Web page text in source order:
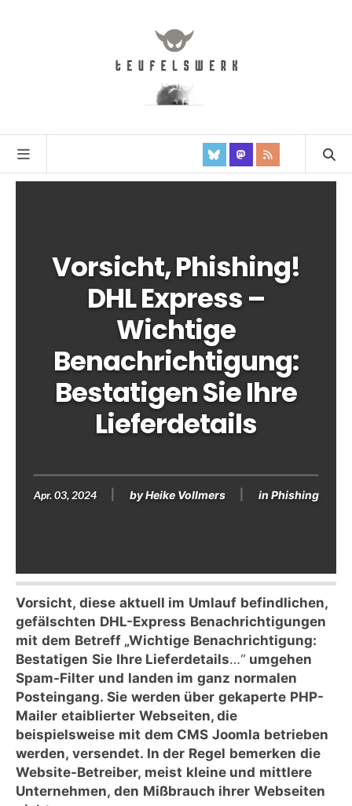
Vorsicht, Phishing!
DHL Express –
Wichtige
Benachrichtigung:
Bestatigen Sie Ihre
Lieferdetails
Apr. 03, 2024 by Heike Vollmers in Phishing
Vorsicht, diese aktuell im Umlauf befindlichen,
gefälschten DHL-Express Benachrichtigungen
mit dem Betreff „Wichtige Benachrichtigung:
Bestatigen Sie Ihre Lieferdetails…“ umgehen
Spam-Filter und landen im ganz normalen
Posteingang. Sie werden über gekaperte PHP-
Mailer etaiblierter Webseiten, die
beispielsweise mit dem CMS Joomla betrieben
werden, versendet. In der Regel bemerken die
Website-Betreiber, meist kleine und mittlere
Unternehmen, den Mißbrauch ihrer Webseiten